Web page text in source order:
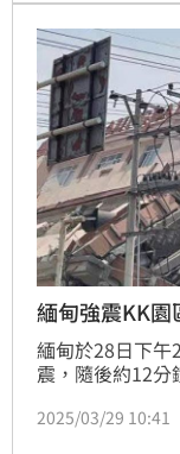
緬甸強震KK
緬甸於28日下午
震，隨後約12分
重，死傷人數超
2025/03/29 10:41